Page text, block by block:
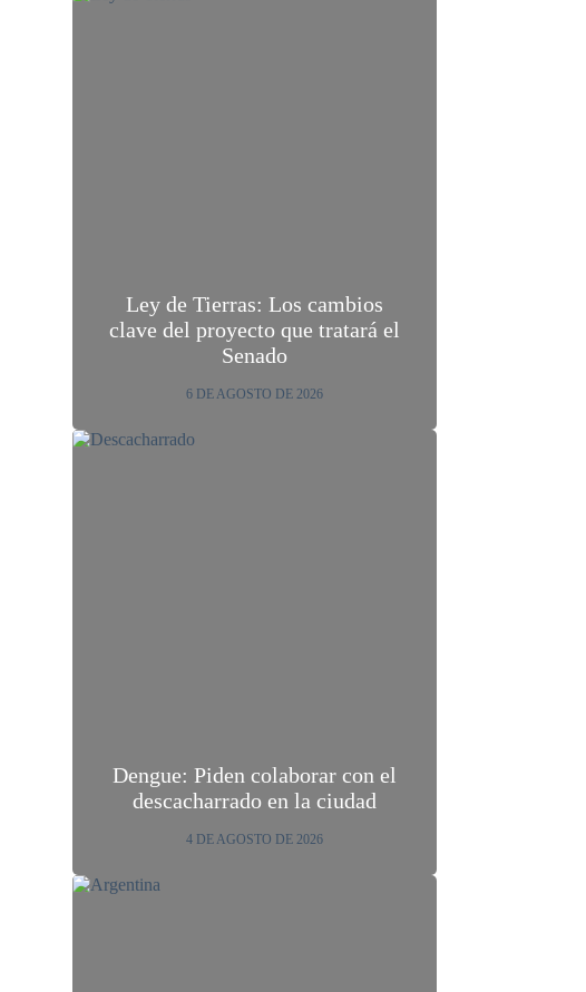
Ley de Tierras: Los cambios
clave del proyecto que tratará el
Senado
6 DE AGOSTO DE 2026
Dengue: Piden colaborar con el
descacharrado en la ciudad
4 DE AGOSTO DE 2026